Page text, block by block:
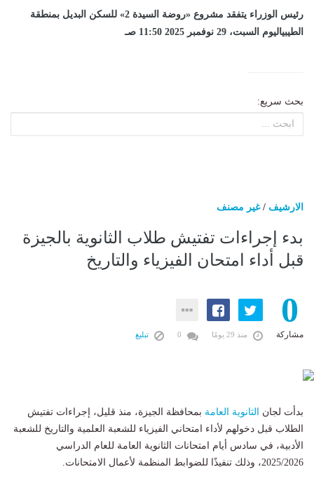
رئيس الوزراء يتفقد مشروع «روضة السيدة 2» للسكن البديل بمنطقة
الطيبياليوم السبت، 29 نوفمبر 2025 11:50 صـ
بحث سريع:
الارشيف /غير مصنف
بدء إجراءات تفتيش طلاب الثانوية بالجيزة
قبل أداء امتحان الفيزياء والتاريخ
0
مشاركة منذ 29 يومًا تبليغ
بدأت لجان الثانوية العامة بمحافظة الجيزة، منذ قليل، إجراءات تفتيش
الطلاب قبل دخولهم لأداء امتحاني الفيزياء للشعبة العلمية والتاريخ للشعبة
الأدبية، في سادس أيام امتحانات الثانوية العامة للعام الدراسي
2025/2026، وذلك تنفيذًا للضوابط المنظمة لأعمال الامتحانات.